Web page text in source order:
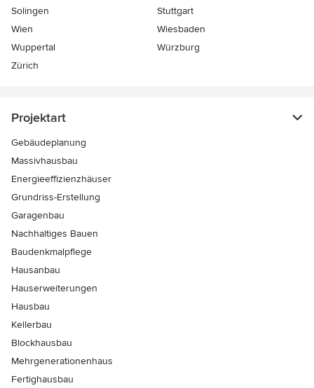
Solingen
Stuttgart
Wien
Wiesbaden
Wuppertal
Würzburg
Zürich
Projektart
Gebäudeplanung
Massivhausbau
Energieeffizienzhäuser
Grundriss-Erstellung
Garagenbau
Nachhaltiges Bauen
Baudenkmalpflege
Hausanbau
Hauserweiterungen
Hausbau
Kellerbau
Blockhausbau
Mehrgenerationenhaus
Fertighausbau